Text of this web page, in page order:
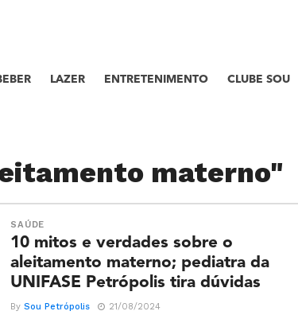
LAZER ENTRETENIMENTO CLUBE SOU
materno"
SAÚDE
10 mitos e verdades sobre o
aleitamento materno; pediatra da
UNIFASE Petrópolis tira dúvidas
BySou Petrópolis 21/08/2024